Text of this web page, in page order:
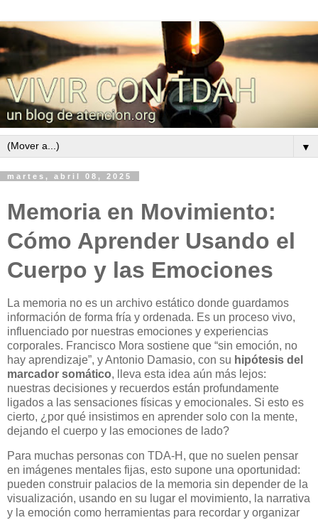
▼
martes, abril 08, 2025
Memoria en Movimiento:
Cómo Aprender Usando el
Cuerpo y las Emociones
La memoria no es un archivo estático donde guardamos
información de forma fría y ordenada. Es un proceso vivo,
influenciado por nuestras emociones y experiencias
corporales. Francisco Mora sostiene que “sin emoción, no
hay aprendizaje”, y Antonio Damasio, con su hipótesis del
marcador somático, lleva esta idea aún más lejos:
nuestras decisiones y recuerdos están profundamente
ligados a las sensaciones físicas y emocionales. Si esto es
cierto, ¿por qué insistimos en aprender solo con la mente,
dejando el cuerpo y las emociones de lado?
Para muchas personas con TDA-H, que no suelen pensar
en imágenes mentales fijas, esto supone una oportunidad:
pueden construir palacios de la memoria sin depender de la
visualización, usando en su lugar el movimiento, la narrativa
y la emoción como herramientas para recordar y organizar